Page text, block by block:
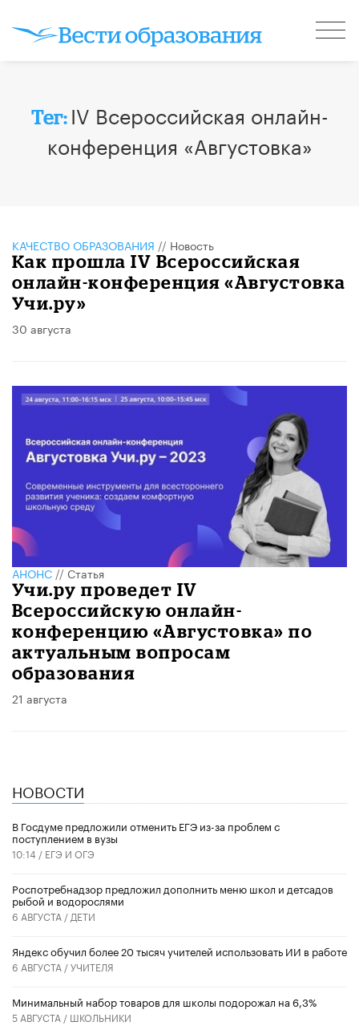
Тег: IV Всероссийская онлайн-
конференция «Августовка»
КАЧЕСТВО ОБРАЗОВАНИЯ // Новость
Как прошла IV Всероссийская
онлайн-конференция «Августовка
Учи.ру»
30 августа
АНОНС//Статья
Учи.ру проведет IV
Всероссийскую онлайн-
конференцию «Августовка» по
актуальным вопросам
образования
21 августа
НОВОСТИ
В Госдуме предложили отменить ЕГЭ из-за проблем с
поступлением в вузы
10:14 / ЕГЭ И ОГЭ
Роспотребнадзор предложил дополнить меню школ и детсадов
рыбой и водорослями
6 АВГУСТА / ДЕТИ
​Яндекс обучил более 20 тысяч учителей использовать ИИ в работе
6 АВГУСТА /УЧИТЕЛЯ
Минимальный набор товаров для школы подорожал на 6,3%
5 АВГУСТА / ШКОЛЬНИКИ